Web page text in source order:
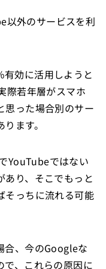
以外のサービスを利
効に活用しようと
際若年層がスマホ
思った場合別のサー
ます。
YouTubeではない
あり、そこでもっと
そっちに流れる可能
合、今のGoogleな
で、これらの原因に